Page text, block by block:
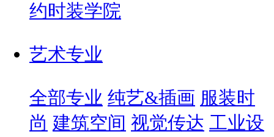
约时装学院
艺术专业
全部专业 纯艺&插画 服装时
尚 建筑空间 视觉传达 工业设